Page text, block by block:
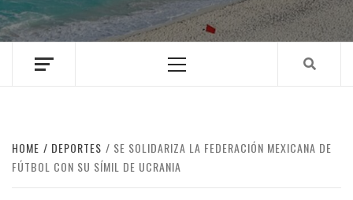
Menu
HOME DEPORTES
SE SOLIDARIZA LA FEDERACIÓN MEXICANA DE
FÚTBOL CON SU SÍMIL DE UCRANIA